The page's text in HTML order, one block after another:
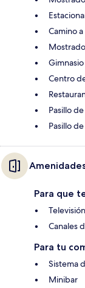
Camino
Centro
Pasillo
Pasillo
Para que
Canales
Para tu
Sistema
Minibar